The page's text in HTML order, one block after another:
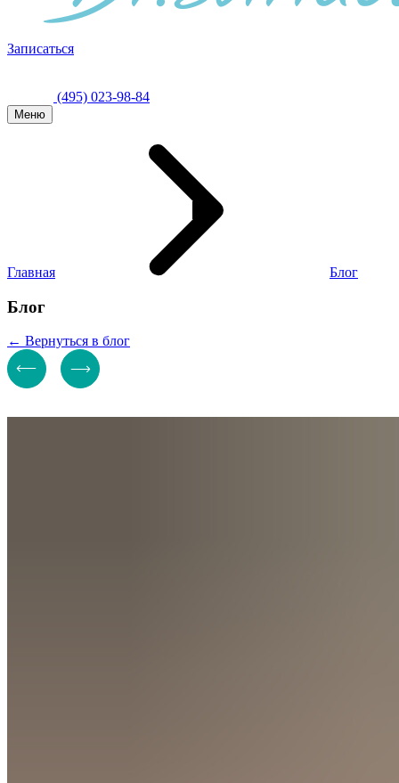
Записаться
(495) 023-98-84
Меню
Главная Блог
Блог
← Вернуться в блог